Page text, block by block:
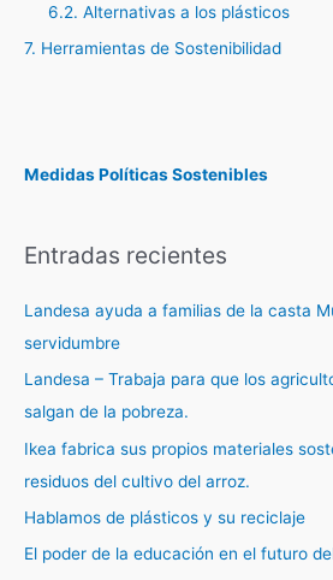
6.2. Alternativas a los plásticos
7. Herramientas de Sostenibilidad
Medidas Políticas Sostenibles
Entradas recientes
Landesa ayuda a familias de la casta
servidumbre
Landesa – Trabaja para que los
salgan de la pobreza.
Ikea fabrica sus propios materiales
residuos del cultivo del arroz.
Hablamos de plásticos y su reciclaje
El poder de la educación en el futuro